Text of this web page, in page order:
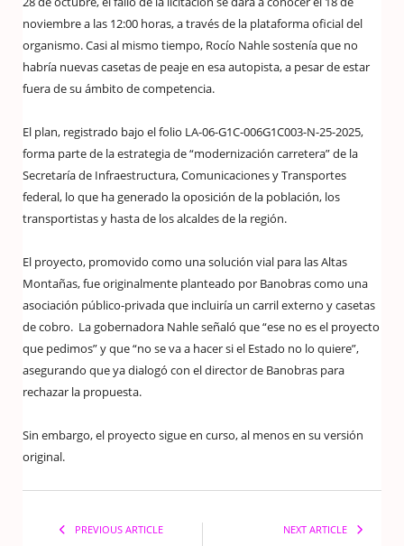
noviembre a las 12:00 horas, a través de la plataforma oficial del
organismo. Casi al mismo tiempo, Rocío Nahle sostenía que no
habría nuevas casetas de peaje en esa autopista, a pesar de estar
fuera de su ámbito de competencia.
El plan, registrado bajo el folio LA-06-G1C-006G1C003-N-25-2025,
forma parte de la estrategia de “modernización carretera” de la
Secretaría de Infraestructura, Comunicaciones y Transportes
federal, lo que ha generado la oposición de la población, los
transportistas y hasta de los alcaldes de la región.
El proyecto, promovido como una solución vial para las Altas
Montañas, fue originalmente planteado por Banobras como una
asociación público-privada que incluiría un carril externo y casetas
de cobro. La gobernadora Nahle señaló que “ese no es el proyecto
que pedimos” y que “no se va a hacer si el Estado no lo quiere”,
asegurando que ya dialogó con el director de Banobras para
rechazar la propuesta.
Sin embargo, el proyecto sigue en curso, al menos en su versión
original.
PREVIOUS ARTICLE NEXT ARTICLE